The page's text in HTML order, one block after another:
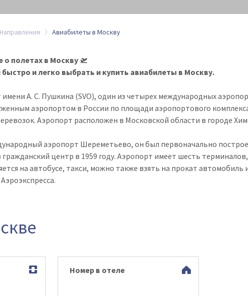
Направления Авиабилеты в Москву
полетах в Москву 🛫
и легко выбрать и купить авиабилеты в Москву.
А. С. Пушкина (SVO), один из четырех международных
аэропортом в России по площади аэропортового
Аэропорт расположен в Московской области в городе
аэропорт Шереметьево, он был первоначально
центр в 1959 году. Аэропорт имеет шесть
на автобусе, такси, можно также взять на прокат автомобиль
Номер в отеле